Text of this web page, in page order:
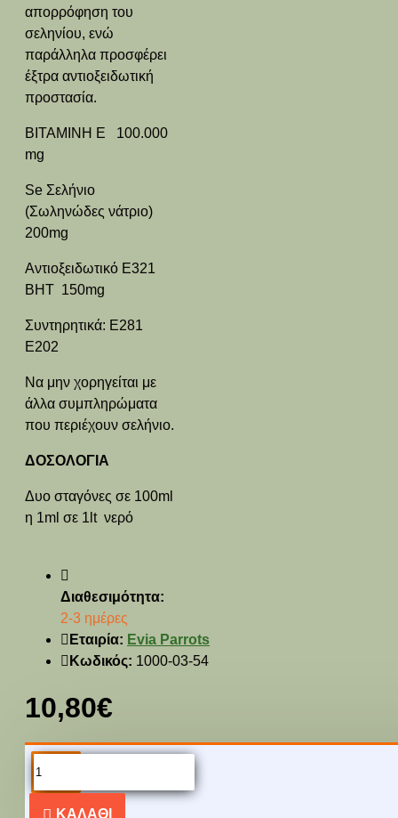
απορρόφηση του
σεληνίου, ενώ
παράλληλα προσφέρει
έξτρα αντιοξειδωτική
προστασία.
BITAMINH E 100.000
mg
Se Σελήνιο
(Σωληνώδες νάτριο)
200mg
Αντιοξειδωτικό Ε321
ΒΗΤ 150mg
Συντηρητικά: Ε281
Ε202
Να μην χορηγείται με
άλλα συμπληρώματα
που περιέχουν σελήνιο.
ΔΟΣΟΛΟΓΙΑ
Δυο σταγόνες σε 100ml
η 1ml σε 1lt νερό
Διαθεσιμότητα:
2-3 ημέρες
Εταιρία: Evia Parrots
Κωδικός: 1000-03-54
10,80€
ΚΑΛΆΘΙ
PEOPLE ALSO